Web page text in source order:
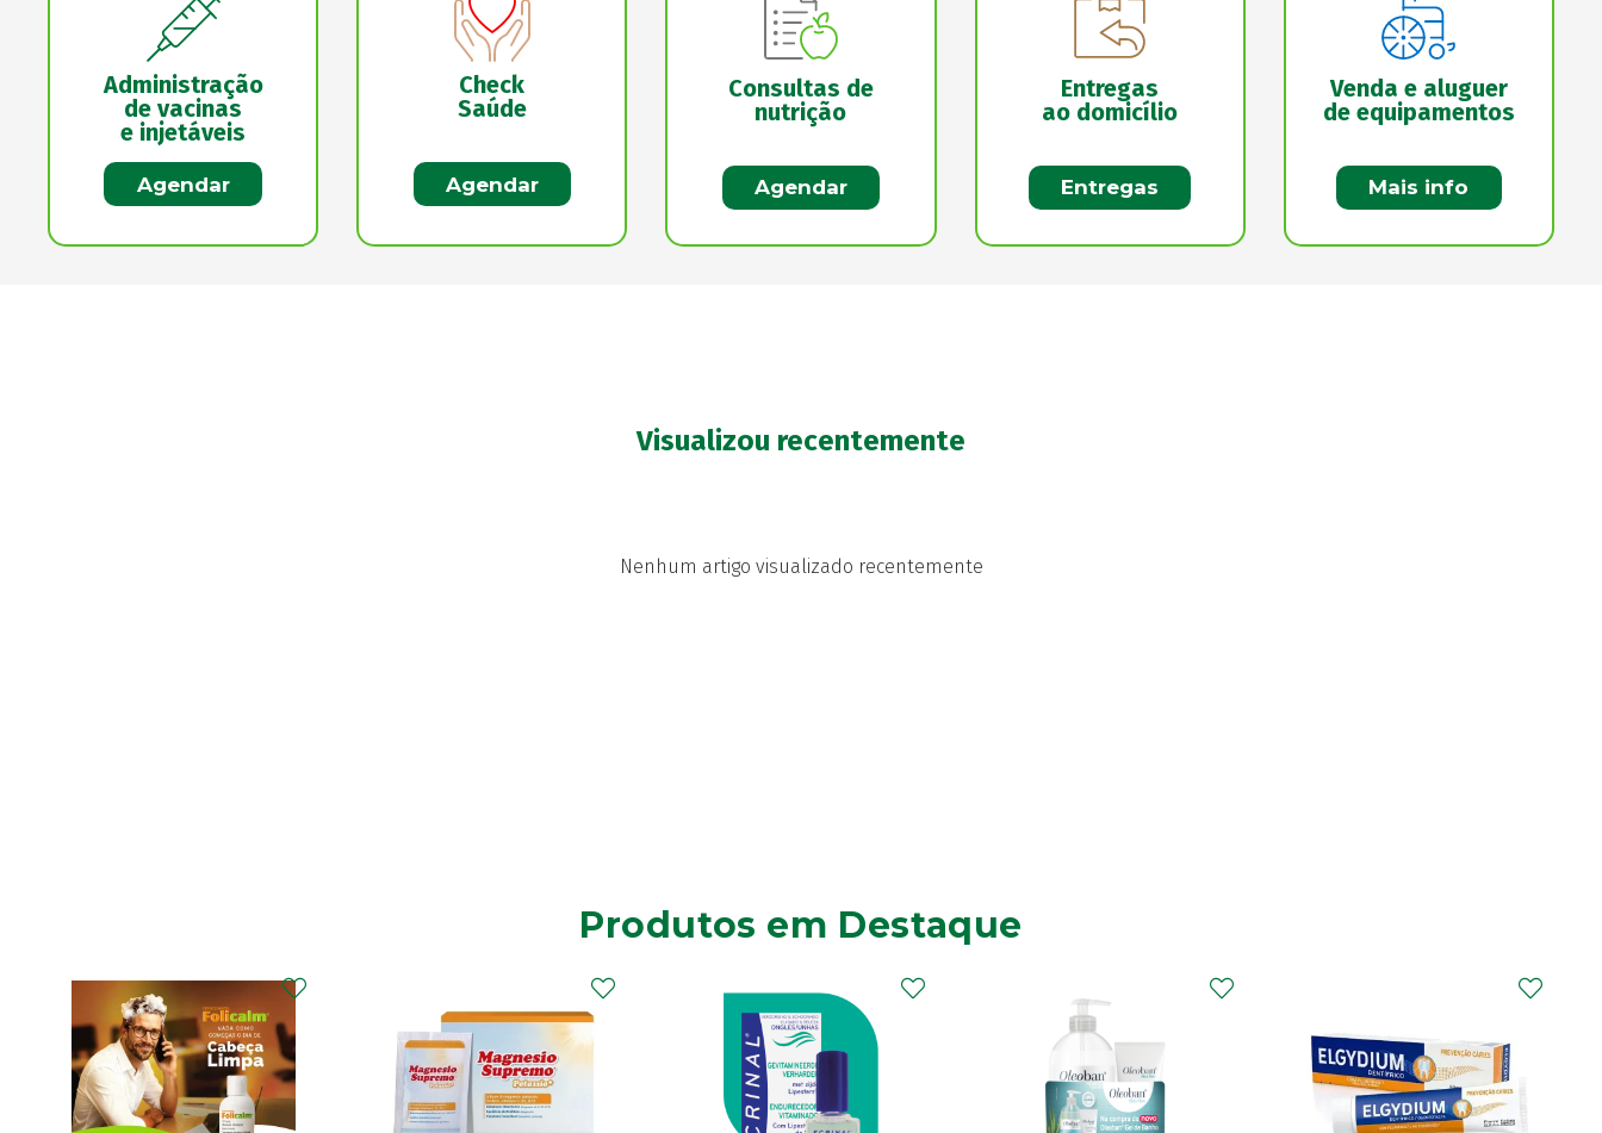
Administração
de vacinas
e injetáveis
Agendar
Check
Saúde
Agendar
Consultas de
nutrição
Agendar
Entregas
ao domicílio
Entregas
Venda e aluguer
de equipamentos
Mais info
Visualizou recentemente
Nenhum artigo visualizado recentemente
Produtos em Destaque